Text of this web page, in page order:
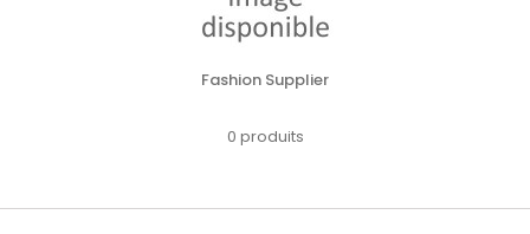
Fashion Supplier
0 produits